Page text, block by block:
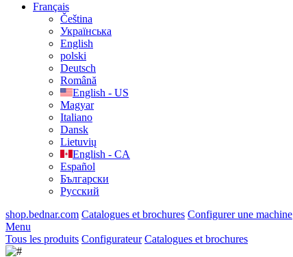
Français
Čeština
Українська
English
polski
Deutsch
Română
English - US
Magyar
Italiano
Dansk
Lietuvių
English - CA
Español
Български
Русский
shop.bednar.com Catalogues et brochures Configurer une machine
Menu
Tous les produits Configurateur Catalogues et brochures